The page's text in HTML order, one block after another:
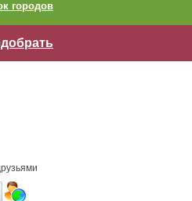
городов